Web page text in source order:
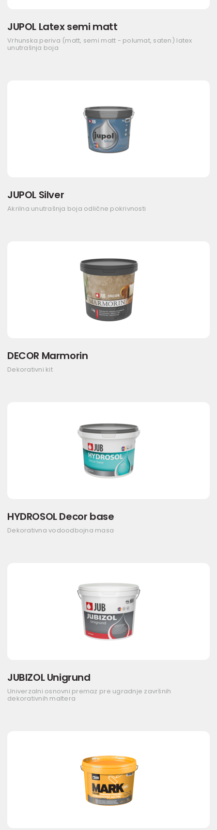
JUPOL Latex semi matt
Vrhunska periva (matt, semi matt - polumat, saten) latex
unutrašnja boja
JUPOL Silver
Akrilna unutrašnja boja odlične pokrivnosti
DECOR Marmorin
Dekorativni kit
HYDROSOL Decor base
Dekorativna vodoodbojna masa
JUBIZOL Unigrund
Univerzalni osnovni premaz pre ugradnje završnih
dekorativnih maltera